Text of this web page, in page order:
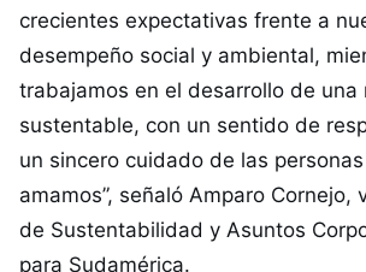
crecientes expectativas frente a
desempeño social y ambiental,
trabajamos en el desarrollo de una
sustentable, con un sentido de
un sincero cuidado de las
amamos”, señaló Amparo Cornejo,
de Sustentabilidad y Asuntos
para Sudamérica.